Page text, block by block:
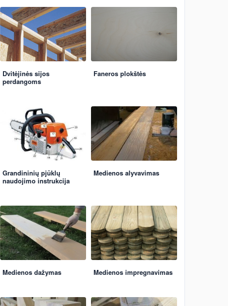
Dvitėjinės sijos
perdangoms
Faneros plokštės
Grandininių pjūklų
naudojimo instrukcija
Medienos alyvavimas
Medienos dažymas Medienos impregnavimas